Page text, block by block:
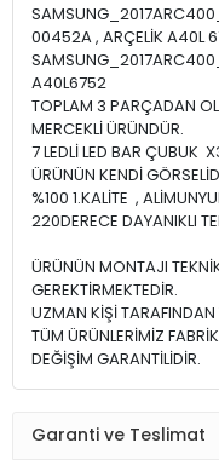
00452A , ARÇELİK A40L
A40L6752
TOPLAM 3 PARÇADAN
MERCEKLİ ÜRÜNDÜR.
7 LEDLİ LED BAR ÇUBUK
ÜRÜNÜN KENDİ
%100 1.KALİTE ,
220DERECE DAYANIKLI
ÜRÜNÜN MONTAJI
GEREKTİRMEKTEDİR.
UZMAN KİŞİ TARAFINDAN
TÜM ÜRÜNLERİMİZ
DEĞİŞİM GARANTİLİDİR.
Garanti ve Teslimat